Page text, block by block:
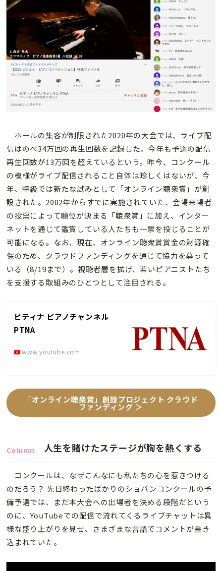
ホールの集客が制限された2020年の大会では、ライブ配
信はのべ34万回の再生回数を記録した。今年も予選の配信
再生回数が13万回を超えているという。昨今、コンクール
の模様がライブ配信されること自体は珍しくはないが、今
年、特級では新たな試みとして「オンライン聴衆賞」が創
設された。2002年からすでに実施されていた、会場来場者
の投票によって順位が決まる「聴衆賞」に加え、インター
ネットを通じて鑑賞している人たちも一票を投じることが
可能になる。なお、現在、オンライン聴衆賞賞金の財源確
保のため、クラウドファンディングを通じて協力を募って
いる（8/19まで）。視聴者層を拡げ、若いピアニストたち
を支援する取組みのひとつとして注目される。
ピティナ ピアノチャンネル
PTNA
www.youtube.com
「オンライン聴衆賞」創設プロジェクト クラウド
ファンディング ＞
Column 人生を賭けたステージが胸を熱くする
コンクールは、なぜこんなにも私たちの心を惹きつける
のだろう？ 先日終わったばかりのショパンコンクールの予
備予選では、まだ本大会への出場者を決める段階だという
のに、YouTubeでの配信で流れてくるライブチャットは異
様な盛り上がりを見せ、さまざまな言語でコメントが書き
込まれていた。